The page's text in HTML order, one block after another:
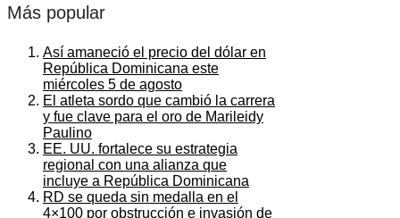
Más popular
Así amaneció el precio del dólar en
República Dominicana este
miércoles 5 de agosto
El atleta sordo que cambió la carrera
y fue clave para el oro de Marileidy
Paulino
EE. UU. fortalece su estrategia
regional con una alianza que
incluye a República Dominicana
RD se queda sin medalla en el
4×100 por obstrucción e invasión de